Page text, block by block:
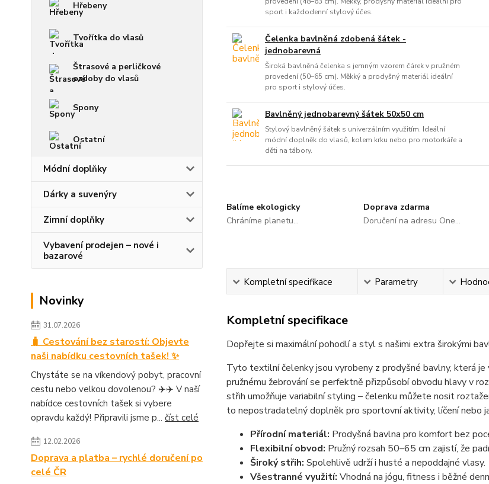
Hřebeny
Tvořítka do vlasů
Štrasové a perličkové
ozdoby do vlasů
Spony
Ostatní
Módní doplňky
Dárky a suvenýry
Zimní doplňky
Vybavení prodejen – nové i
bazarové
Novinky
31.07.2026
🧳 Cestování bez starostí: Objevte
naši nabídku cestovních tašek! ✨
Chystáte se na víkendový pobyt, pracovní
cestu nebo velkou dovolenou? ✈️✈️ V naší
nabídce cestovních tašek si vybere
opravdu každý! Připravili jsme p... číst celé
12.02.2026
Doprava a platba – rychlé doručení po
celé ČR
sport i každodenní stylový účes.
Čelenka bavlněná zdobená šátek -
jednobarevná
Široká bavlněná čelenka s jemným vzorem čárek v pružném
provedení (50–65 cm). Měkký a prodyšný materiál ideální
pro sport i stylový účes.
Bavlněný jednobarevný šátek 50x50 cm
Stylový bavlněný šátek s univerzálním využitím. Ideální
módní doplněk do vlasů, kolem krku nebo pro motorkáře a
děti na tábory.
Balíme ekologicky
Chráníme planetu...
Doprava zdarma
Doručení na adresu One...
Kompletní specifikace Parametry
Kompletní specifikace
Dopřejte si maximální pohodlí a styl s našimi extra širokými
Tyto textilní čelenky jsou vyrobeny z prodyšné bavlny, která je
pružnému žebrování se perfektně přizpůsobí obvodu hlavy v
střih umožňuje variabilní styling – čelenku můžete nosit
to nepostradatelný doplněk pro sportovní aktivity, líčení nebo
Přírodní materiál: Prodyšná bavlna pro komfort bez
Flexibilní obvod: Pružný rozsah 50–65 cm zajistí, že
Široký střih: Spolehlivě udrží i husté a nepoddajné vlasy.
Všestranné využití: Vhodná na jógu, fitness i běžné